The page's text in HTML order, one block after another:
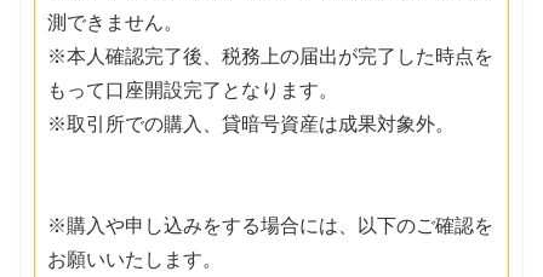
測できません。
※本人確認完了後、税務上の届出が完了した時点を
もって口座開設完了となります。
※取引所での購入、貸暗号資産は成果対象外。
※購入や申し込みをする場合には、以下のご確認を
お願いいたします。